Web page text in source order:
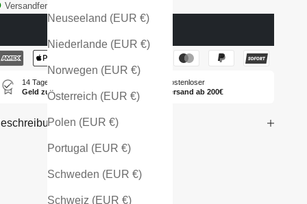
Neuseeland (EUR €)
Niederlande (EUR €)
Norwegen (EUR €)
Österreich (EUR €)
Polen (EUR €)
Portugal (EUR €)
Schweden (EUR €)
Schweiz (EUR €)
Versandfertig - in 1-2 Tagen bei dir
14 Tage
Geld zurück
Kostenloser
Versand ab 200€